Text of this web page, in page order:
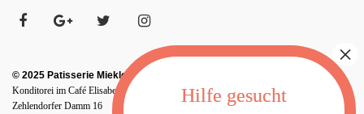
© 2025 Patisserie Miekley
Konditorei im Café Elisabeth
Zehlendorfer Damm 16